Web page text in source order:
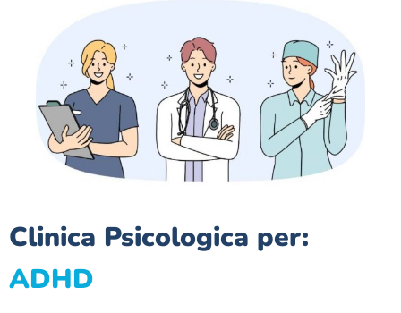
Clinica Psicologica per:
ADHD